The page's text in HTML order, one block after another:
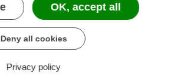
OK, accept all
Deny all cookies
Privacy policy